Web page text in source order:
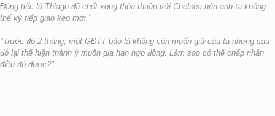
Đáng tiếc là Thiago đã chốt xong thỏa thuận với Chelsea nên anh ta không
thể ký tiếp giao kèo mới."
"Trước đó 2 tháng, một GĐTT bảo là không còn muốn giữ cậu ta nhưng sau
đó lại thể hiện thành ý muốn gia hạn hợp đồng. Làm sao có thể chấp nhận
điều đó được?"